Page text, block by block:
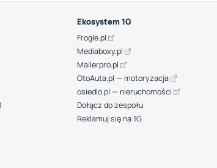
Ekosystem 1G
Frogle.pl
Mediaboxy.pl
Mailerpro.pl
OtoAuta.pl — motoryzacja
osiedlo.pl — nieruchomości
Dołącz do zespołu
Reklamuj się na 1G